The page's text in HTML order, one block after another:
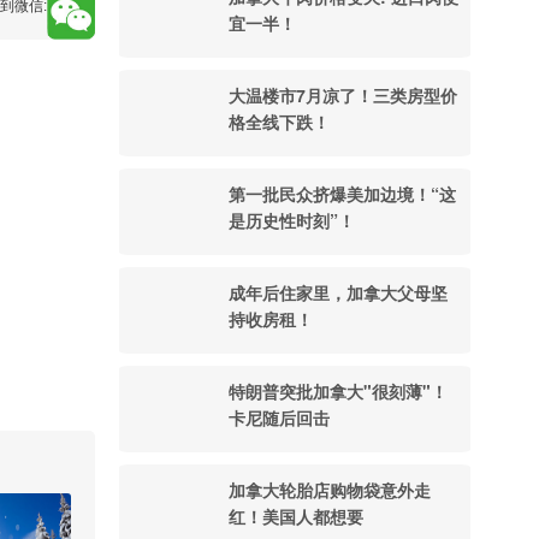
宜一半！
大温楼市7月凉了！三类房型价
格全线下跌！
第一批民众挤爆美加边境！“这
是历史性时刻”！
成年后住家里，加拿大父母坚
持收房租！
特朗普突批加拿大"很刻薄"！
卡尼随后回击
加拿大轮胎店购物袋意外走
红！美国人都想要
微信: